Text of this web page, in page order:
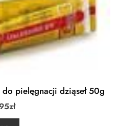
pielęgnacji dziąseł 50g
zł